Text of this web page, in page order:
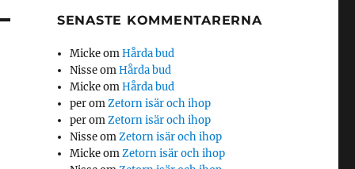
SENASTE KOMMENTARERNA
MickeomHårda bud
NisseomHårda bud
MickeomHårda bud
peromZetorn isär och ihop
peromZetorn isär och ihop
NisseomZetorn isär och ihop
MickeomZetorn isär och ihop